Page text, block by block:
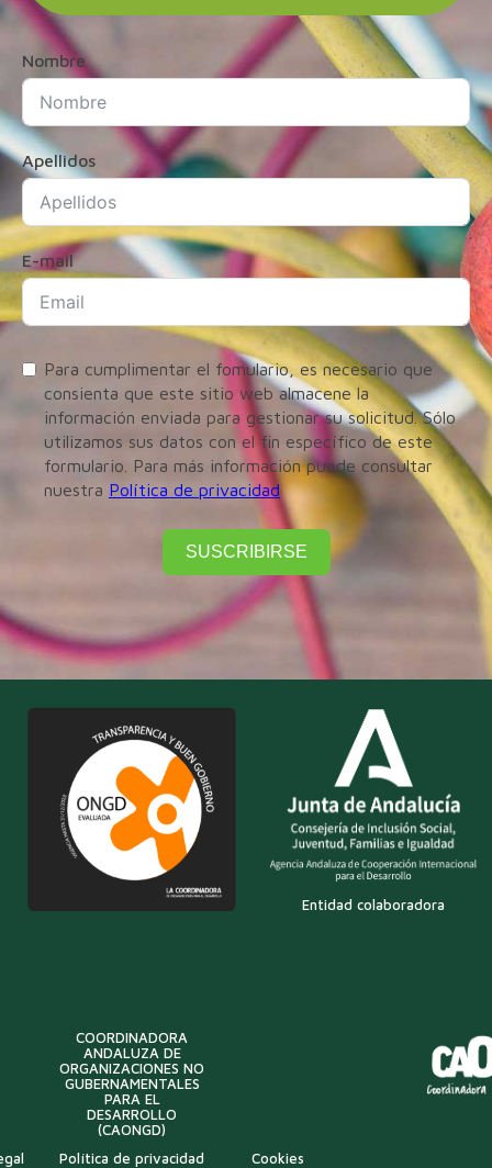
Nombre
Apellidos
E-mail
Para cumplimentar el fomulario, es necesario que
consienta que este sitio web almacene la
información enviada para gestionar su solicitud. Sólo
utilizamos sus datos con el fin específico de este
formulario. Para más información puede consultar
nuestra Política de privacidad
SUSCRIBIRSE
Entidad colaboradora
COORDINADORA
ANDALUZA DE
ORGANIZACIONES NO
GUBERNAMENTALES
PARA EL
DESARROLLO
(CAONGD)
Política de privacidad Cookies